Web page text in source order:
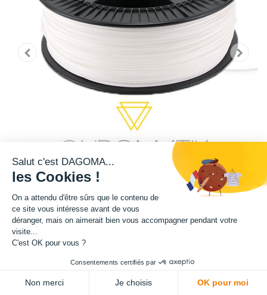
Cette bobine de teinte blanche est disponible en format 750g et 2,2kg.
Matière : PLA
Diamètre : 1.75 mm
ADD TO CART
Salut c'est DAGOMA...
les Cookies !
On a attendu d'être sûrs que le contenu de
ce site vous intéresse avant de vous
déranger, mais on aimerait bien vous accompagner pendant votre
visite...
C'est OK pour vous ?
Consentements certifiés par
Non merci Je choisis OK pour moi